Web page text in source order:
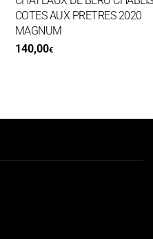
COTES AUX PRETRES 2020
MAGNUM
140,00€